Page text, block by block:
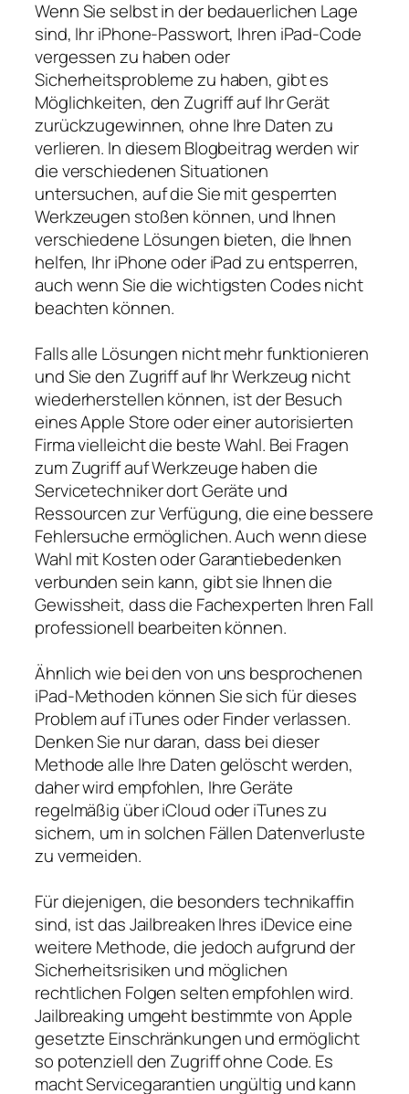
Wenn Sie selbst in der bedauerlichen Lage
sind, Ihr iPhone-Passwort, Ihren iPad-Code
vergessen zu haben oder
Sicherheitsprobleme zu haben, gibt es
Möglichkeiten, den Zugriff auf Ihr Gerät
zurückzugewinnen, ohne Ihre Daten zu
verlieren. In diesem Blogbeitrag werden wir
die verschiedenen Situationen
untersuchen, auf die Sie mit gesperrten
Werkzeugen stoßen können, und Ihnen
verschiedene Lösungen bieten, die Ihnen
helfen, Ihr iPhone oder iPad zu entsperren,
auch wenn Sie die wichtigsten Codes nicht
beachten können.
Falls alle Lösungen nicht mehr funktionieren
und Sie den Zugriff auf Ihr Werkzeug nicht
wiederherstellen können, ist der Besuch
eines Apple Store oder einer autorisierten
Firma vielleicht die beste Wahl. Bei Fragen
zum Zugriff auf Werkzeuge haben die
Servicetechniker dort Geräte und
Ressourcen zur Verfügung, die eine bessere
Fehlersuche ermöglichen. Auch wenn diese
Wahl mit Kosten oder Garantiebedenken
verbunden sein kann, gibt sie Ihnen die
Gewissheit, dass die Fachexperten Ihren Fall
professionell bearbeiten können.
Ähnlich wie bei den von uns besprochenen
iPad-Methoden können Sie sich für dieses
Problem auf iTunes oder Finder verlassen.
Denken Sie nur daran, dass bei dieser
Methode alle Ihre Daten gelöscht werden,
daher wird empfohlen, Ihre Geräte
regelmäßig über iCloud oder iTunes zu
sichern, um in solchen Fällen Datenverluste
zu vermeiden.
Für diejenigen, die besonders technikaffin
sind, ist das Jailbreaken Ihres iDevice eine
weitere Methode, die jedoch aufgrund der
Sicherheitsrisiken und möglichen
rechtlichen Folgen selten empfohlen wird.
Jailbreaking umgeht bestimmte von Apple
gesetzte Einschränkungen und ermöglicht
so potenziell den Zugriff ohne Code. Es
macht Servicegarantien ungültig und kann